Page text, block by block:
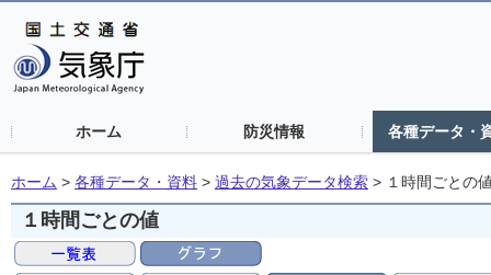
ホーム 防災情報 各種データ・
ホーム > 各種データ・資料 > 過去の気象データ検索 > １時間ごとの
１時間ごとの値